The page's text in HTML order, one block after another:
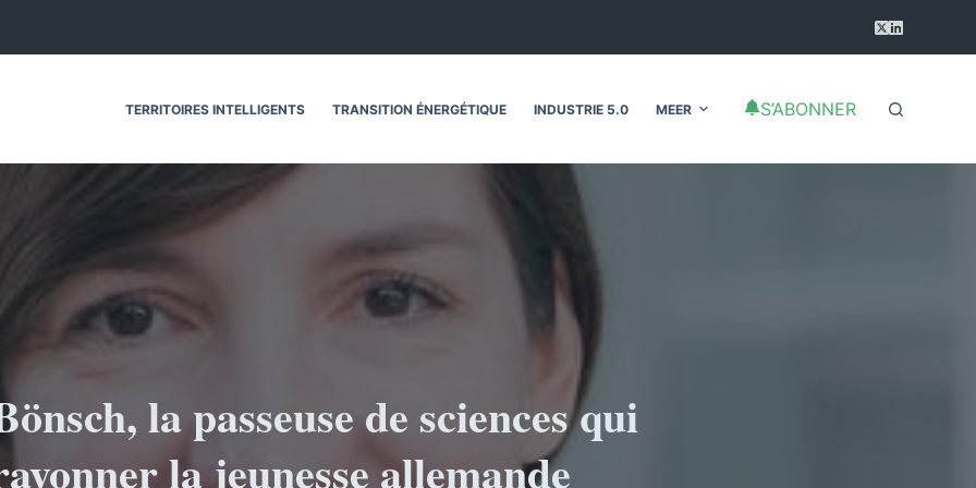
TERRITOIRES INTELLIGENTS TRANSITION ÉNERGÉTIQUE INDUSTRIE 5.0 MEER S’ABONNER
la passeuse de sciences qui
la jeunesse allemande